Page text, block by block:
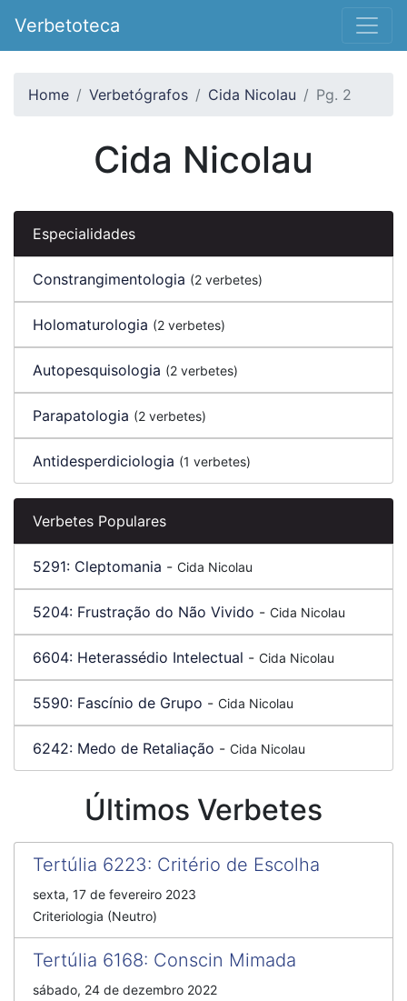
Verbetoteca
Home Verbetógrafos Cida Nicolau Pg. 2
Cida Nicolau
Especialidades
Constrangimentologia (2 verbetes)
Holomaturologia (2 verbetes)
Autopesquisologia (2 verbetes)
Parapatologia (2 verbetes)
Antidesperdiciologia (1 verbetes)
Verbetes Populares
5291: Cleptomania - Cida Nicolau
5204: Frustração do Não Vivido - Cida Nicolau
6604: Heterassédio Intelectual - Cida Nicolau
5590: Fascínio de Grupo - Cida Nicolau
6242: Medo de Retaliação - Cida Nicolau
Últimos Verbetes
Tertúlia 6223: Critério de Escolha
sexta, 17 de fevereiro 2023
Criteriologia (Neutro)
Tertúlia 6168: Conscin Mimada
sábado, 24 de dezembro 2022